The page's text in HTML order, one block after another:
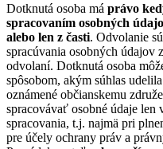
Dotknutá osoba má právo
spracovaním osobných
alebo len z časti. Odvolanie
spracúvania osobných údajov
odvolaní. Dotknutá osoba
spôsobom, akým súhlas
oznámené občianskemu
spracovávať osobné údaje len
spracovania, t.j. najmä pri
pre účely ochrany práv a